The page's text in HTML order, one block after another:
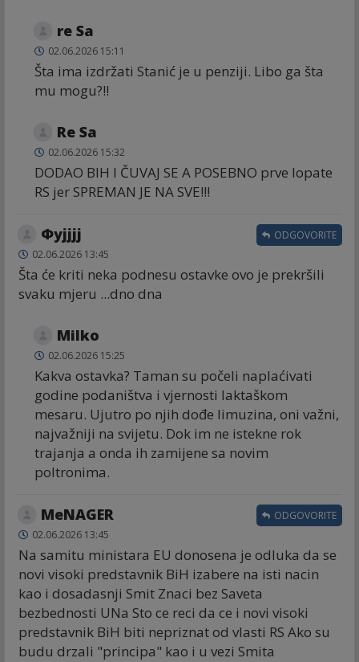
re Sa
02.06.2026 15:11
Šta ima izdržati Stanić je u penziji. Libo ga šta
mu mogu?!!
Re Sa
02.06.2026 15:32
DODAO BIH I ČUVAJ SE A POSEBNO prve lopate
RS jer SPREMAN JE NA SVE!!!
Фујјјј
02.06.2026 13:45
Šta će kriti neka podnesu ostavke ovo je prekršili
svaku mjeru ...dno dna
ODGOVORITE
Milko
02.06.2026 15:25
Kakva ostavka? Taman su počeli naplaćivati
godine podaništva i vjernosti laktaškom
mesaru. Ujutro po njih dođe limuzina, oni važni,
najvažniji na svijetu. Dok im ne istekne rok
trajanja a onda ih zamijene sa novim
poltronima.
MeNAGER
02.06.2026 13:45
Na samitu ministara EU donosena je odluka da se
novi visoki predstavnik BiH izabere na isti nacin
kao i dosadasnji Smit Znaci bez Saveta
bezbednosti UNa Sto ce reci da ce i novi visoki
predstavnik BiH biti nepriznat od vlasti RS Ako su
budu drzali "principa" kao i u vezi Smita
ODGOVORITE